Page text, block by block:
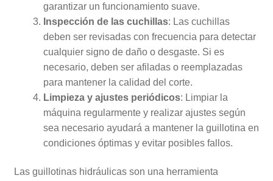
garantizar un funcionamiento suave.
Inspección de las cuchillas: Las cuchillas
deben ser revisadas con frecuencia para detectar
cualquier signo de daño o desgaste. Si es
necesario, deben ser afiladas o reemplazadas
para mantener la calidad del corte.
Limpieza y ajustes periódicos: Limpiar la
máquina regularmente y realizar ajustes según
sea necesario ayudará a mantener la guillotina en
condiciones óptimas y evitar posibles fallos.
Las guillotinas hidráulicas son una herramienta